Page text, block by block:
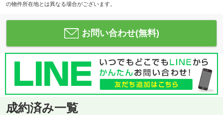
の物件所在地とは異なる場合がございます。
お問い合わせ(無料)
成約済み一覧